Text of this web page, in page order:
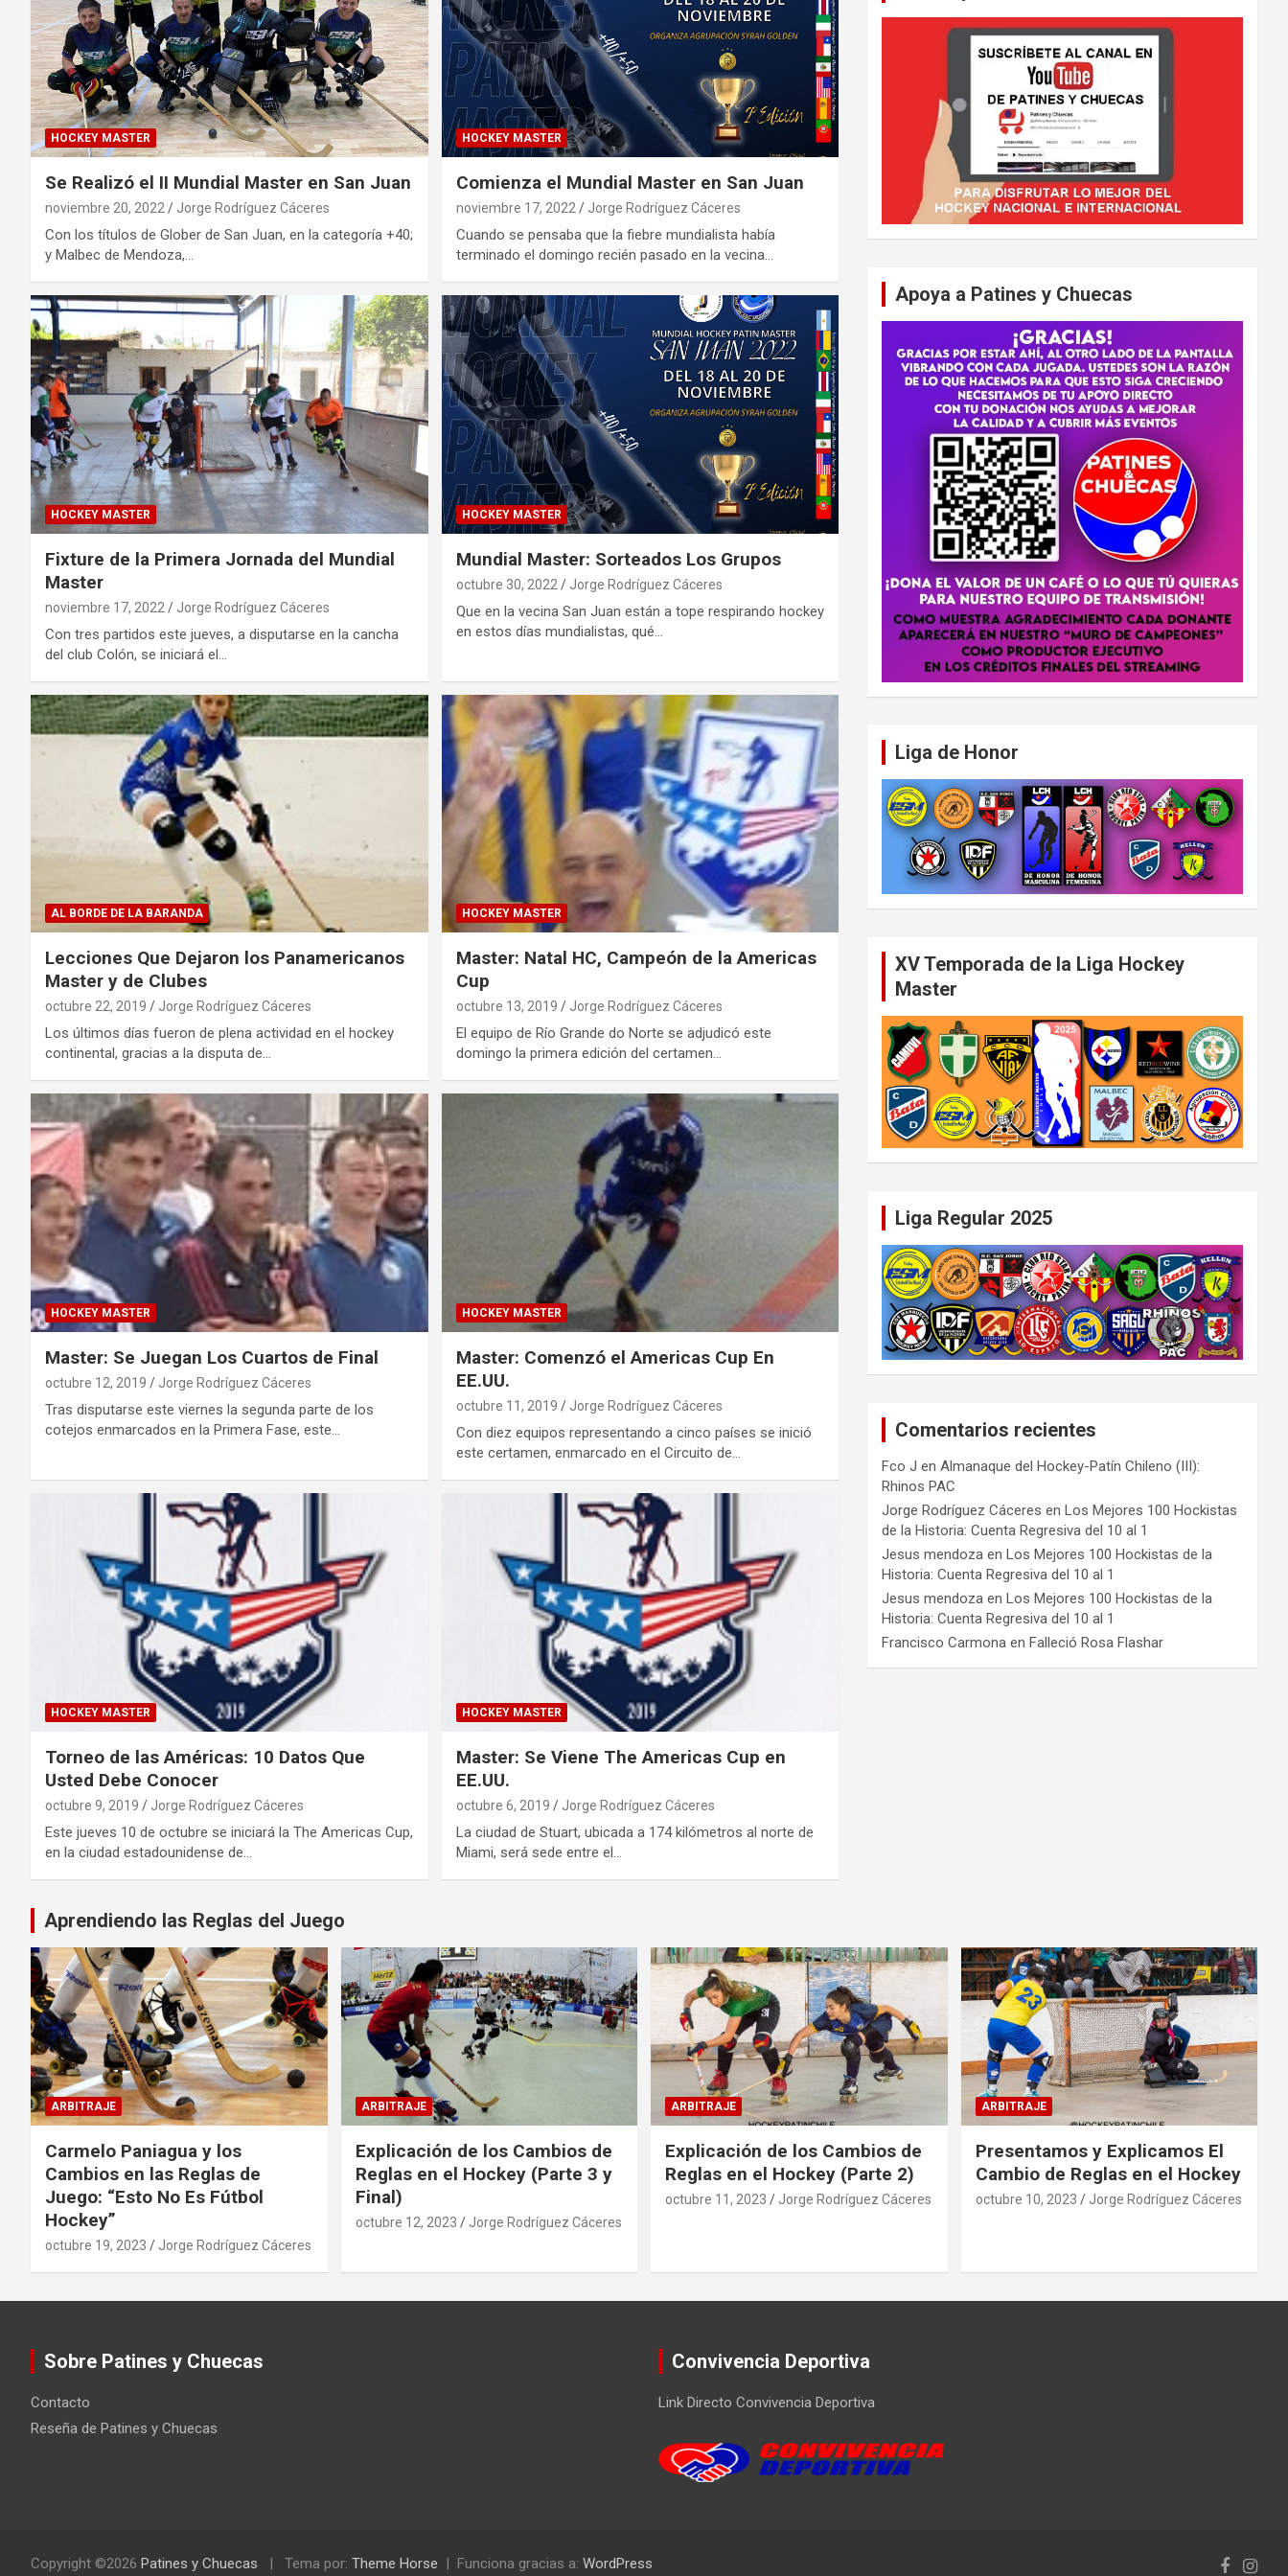
HOCKEY MASTER
Se Realizó el II Mundial Master en San Juan
noviembre 20, 2022 Jorge Rodríguez Cáceres
Con los títulos de Glober de San Juan, en la categoría +40;
y Malbec de Mendoza,…
HOCKEY MASTER
Comienza el Mundial Master en San Juan
noviembre 17, 2022 Jorge Rodríguez Cáceres
Cuando se pensaba que la fiebre mundialista había
terminado el domingo recién pasado en la vecina…
HOCKEY MASTER
Fixture de la Primera Jornada del Mundial
Master
noviembre 17, 2022 Jorge Rodríguez Cáceres
Con tres partidos este jueves, a disputarse en la cancha
del club Colón, se iniciará el…
HOCKEY MASTER
Mundial Master: Sorteados Los Grupos
octubre 30, 2022 Jorge Rodríguez Cáceres
Que en la vecina San Juan están a tope respirando hockey
en estos días mundialistas, qué…
AL BORDE DE LA BARANDA
Lecciones Que Dejaron los Panamericanos
Master y de Clubes
octubre 22, 2019 Jorge Rodríguez Cáceres
Los últimos días fueron de plena actividad en el hockey
continental, gracias a la disputa de…
HOCKEY MASTER
Master: Natal HC, Campeón de la Americas
Cup
octubre 13, 2019 Jorge Rodríguez Cáceres
El equipo de Río Grande do Norte se adjudicó este
domingo la primera edición del certamen…
HOCKEY MASTER
Master: Se Juegan Los Cuartos de Final
octubre 12, 2019 Jorge Rodríguez Cáceres
Tras disputarse este viernes la segunda parte de los
cotejos enmarcados en la Primera Fase, este…
HOCKEY MASTER
Master: Comenzó el Americas Cup En
EE.UU.
octubre 11, 2019 Jorge Rodríguez Cáceres
Con diez equipos representando a cinco países se inició
este certamen, enmarcado en el Circuito de…
HOCKEY MASTER
Torneo de las Américas: 10 Datos Que
Usted Debe Conocer
octubre 9, 2019 Jorge Rodríguez Cáceres
Este jueves 10 de octubre se iniciará la The Americas Cup,
en la ciudad estadounidense de…
HOCKEY MASTER
Master: Se Viene The Americas Cup en
EE.UU.
octubre 6, 2019 Jorge Rodríguez Cáceres
La ciudad de Stuart, ubicada a 174 kilómetros al norte de
Miami, será sede entre el…
Apoya a Patines y Chuecas
Liga de Honor
XV Temporada de la Liga Hockey
Master
Liga Regular 2025
Comentarios recientes
Fco J enAlmanaque del Hockey-Patín Chileno (III):
Rhinos PAC
Jorge Rodríguez Cáceres enLos Mejores 100 Hockistas
de la Historia: Cuenta Regresiva del 10 al 1
Jesus mendoza enLos Mejores 100 Hockistas de la
Historia: Cuenta Regresiva del 10 al 1
Jesus mendoza enLos Mejores 100 Hockistas de la
Historia: Cuenta Regresiva del 10 al 1
Francisco Carmona enFalleció Rosa Flashar
Aprendiendo las Reglas del Juego
ARBITRAJE
Carmelo Paniagua y los
Cambios en las Reglas de
Juego: “Esto No Es Fútbol
Hockey”
octubre 19, 2023 Jorge Rodríguez Cáceres
ARBITRAJE
Explicación de los Cambios de
Reglas en el Hockey (Parte 3 y
Final)
octubre 12, 2023 Jorge Rodríguez Cáceres
ARBITRAJE
Explicación de los Cambios de
Reglas en el Hockey (Parte 2)
octubre 11, 2023 Jorge Rodríguez Cáceres
ARBITRAJE
Presentamos y Explicamos El
Cambio de Reglas en el Hockey
octubre 10, 2023 Jorge Rodríguez Cáceres
Sobre Patines y Chuecas
Contacto
Reseña de Patines y Chuecas
Convivencia Deportiva
Link Directo Convivencia Deportiva
Copyright ©2026 Patines y Chuecas Tema por: Theme Horse Funciona gracias a: WordPress